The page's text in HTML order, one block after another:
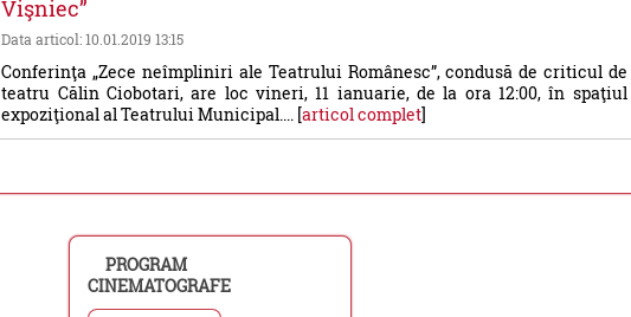
Vişniec”
Data articol: 10.01.2019 13:15
Conferinţa „Zece neîmpliniri ale Teatrului Românesc”, condusă de criticul de
teatru Călin Ciobotari, are loc vineri, 11 ianuarie, de la ora 12:00, în spaţiul
expoziţional al Teatrului Municipal.... [articol complet]
PROGRAM
CINEMATOGRAFE